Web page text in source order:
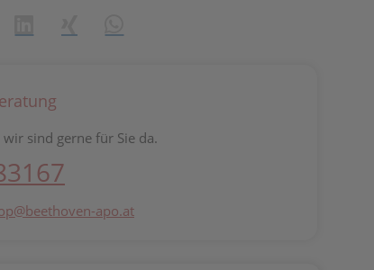
wir sind gerne für Sie da.
apo.at